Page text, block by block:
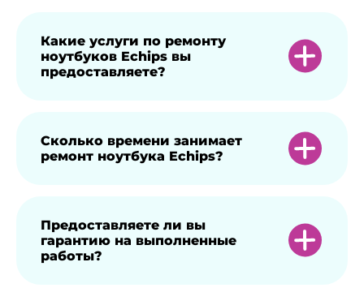
Какие услуги по ремонту
ноутбуков Echips вы
предоставляете?
Мы предлагаем широкий спектр услуг,
включая замену экранов, ремонт
диагностику аппаратных и программных
неисправностей.
Сколько времени занимает
ремонт ноутбука Echips?
Время ремонта зависит от сложности
проблемы, но большинство стандартных
ремонтов занимает от 1 до 3 рабочих
Предоставляете ли вы
гарантию на выполненные
работы?